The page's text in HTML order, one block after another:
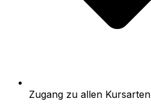
Zugang zu allen Kursarten